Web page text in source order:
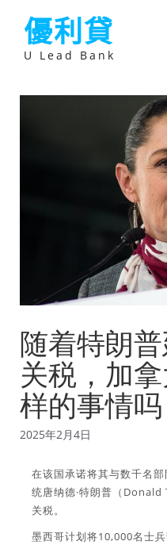
優利貸
U Lead Bank
随着特朗
关税，加
样的事情吗
2025年2月4日
在该国承诺将其与数千名
统唐纳德·特朗普（
关税。
墨西哥计划将10,000名士